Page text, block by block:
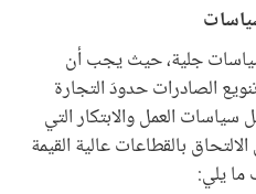
جلية، حيث يجب أن
الصادرات حدودَ التجارة
العمل والابتكار التي
بالقطاعات عالية القيمة
ما يلي: